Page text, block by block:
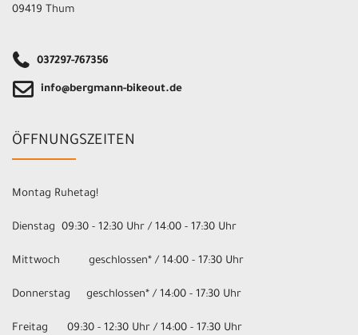
09419 Thum
037297-767356
info@bergmann-bikeout.de
ÖFFNUNGSZEITEN
Montag Ruhetag!
Dienstag 09:30 - 12:30 Uhr / 14:00 - 17:30 Uhr
Mittwoch geschlossen* / 14:00 - 17:30 Uhr
Donnerstag geschlossen* / 14:00 - 17:30 Uhr
Freitag 09:30 - 12:30 Uhr / 14:00 - 17:30 Uhr